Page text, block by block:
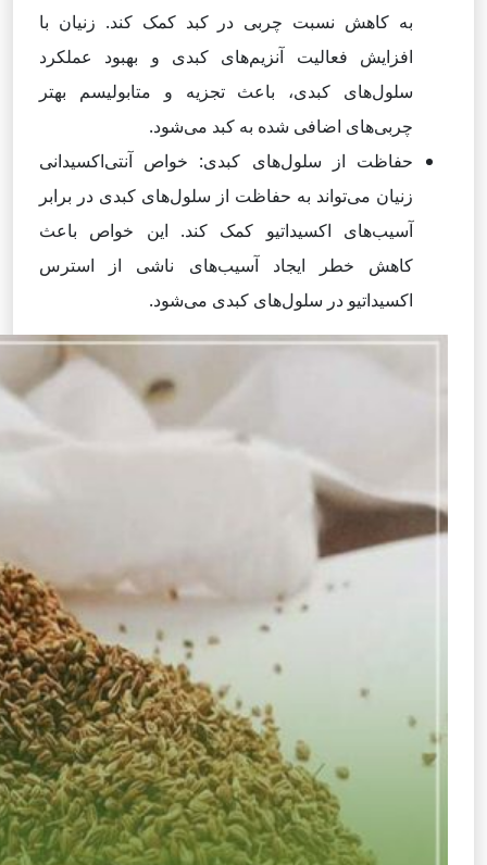
به کاهش نسبت چربی در کبد کمک کند. زنیان با
افزایش فعالیت آنزیم‌های کبدی و بهبود عملکرد
سلول‌های کبدی، باعث تجزیه و متابولیسم بهتر
چربی‌های اضافی شده به کبد می‌شود.
حفاظت از سلول‌های کبدی: خواص آنتی‌اکسیدانی
زنیان می‌تواند به حفاظت از سلول‌های کبدی در برابر
آسیب‌های اکسیداتیو کمک کند. این خواص باعث
کاهش خطر ایجاد آسیب‌های ناشی از استرس
اکسیداتیو در سلول‌های کبدی می‌شود.